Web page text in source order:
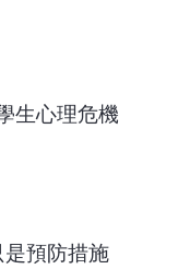
生心理危機
預防措施